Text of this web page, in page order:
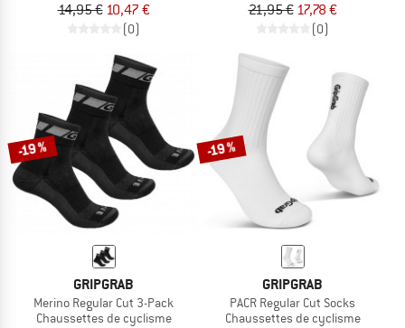
14,95 € 10,47 €
(0)
21,95 € 17,78 €
(0)
-19 %
GRIPGRAB
Merino Regular Cut 3-Pack
Chaussettes de cyclisme
-19 %
GRIPGRAB
PACR Regular Cut Socks
Chaussettes de cyclisme